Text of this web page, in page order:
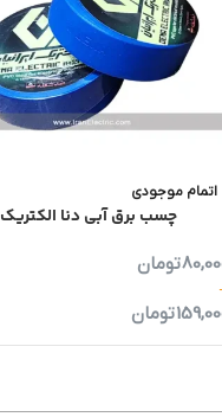
اتمام موجودی
چسب برق آبی دنا الکتریک
تومان
تومان